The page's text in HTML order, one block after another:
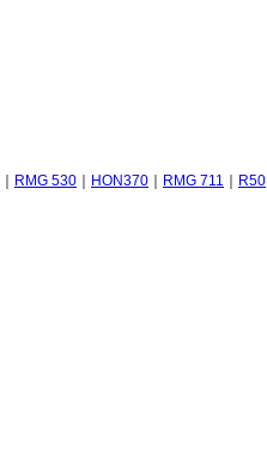
RMG 530 HON370 RMG 711 R50